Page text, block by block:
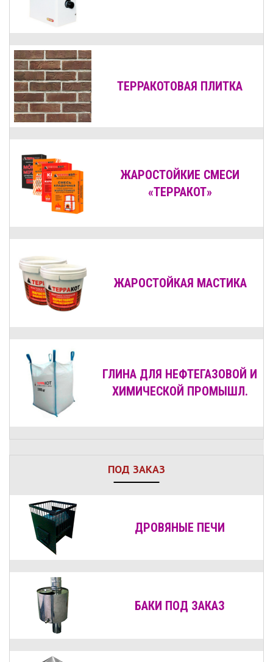
ТЕРРАКОТОВАЯ ПЛИТКА
ЖАРОСТОЙКИЕ СМЕСИ
«ТЕРРАКОТ»
ЖАРОСТОЙКАЯ МАСТИКА
ГЛИНА ДЛЯ НЕФТЕГАЗОВОЙ И
ХИМИЧЕСКОЙ ПРОМЫШЛ.
ПОД ЗАКАЗ
ДРОВЯНЫЕ ПЕЧИ
БАКИ ПОД ЗАКАЗ